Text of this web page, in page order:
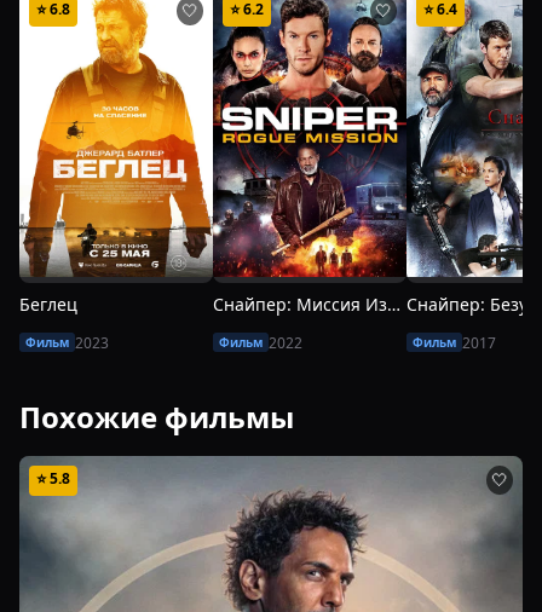
⭐6.8 🤍
Беглец
Фильм 2023
⭐6.2 🤍
Снайпер: Миссия Изгой
Фильм 2022
⭐6.4
Фильм 2017
Похожие фильмы
⭐5.8 🤍